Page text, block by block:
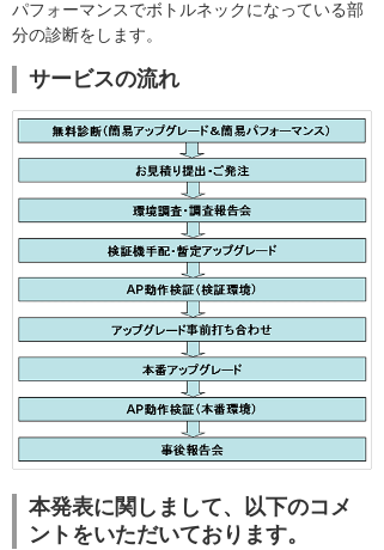
パフォーマンスでボトルネックになっている部
分の診断をします。
サービスの流れ
本発表に関しまして、以下のコメ
ントをいただいております。